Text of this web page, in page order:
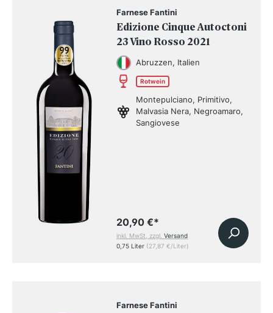
Farnese Fantini
Edizione Cinque Autoctoni
23 Vino Rosso 2021
Abruzzen, Italien
Rotwein
Montepulciano, Primitivo,
Malvasia Nera, Negroamaro,
Sangiovese
20,90 €*
inkl. MwSt, zzgl.Versand
0,75 Liter (27,87 €/Liter)
Farnese Fantini